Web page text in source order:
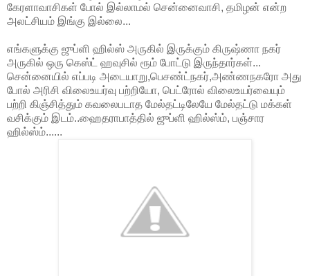
கேரளாவாசிகள் போல் இல்லாமல் சென்னைவாசி, தமிழன் என்ற
அலட்சியம் இங்கு இல்லை...
எங்களுக்கு ஜுப்ளி ஹில்ஸ் அருகில் இருக்கும் கிருஷ்ணா நகர்
அருகில் ஒரு கெஸ்ட் ஹவுசில் ரூம் போட்டு இருந்தார்கள்...
சென்னையில் எப்படி அடையாறு,பெசண்ட்நகர்,அண்ணநகரோ அது
போல் அரிசி விலைஉயர்வு பற்றியோ, பெட்ரோல் விலைஉயர்வையும்
பற்றி கிஞ்சித்தும் கவலைபடாத மேல்தட்டிலேயே மேல்தட்டு மக்கள்
வசிக்கும் இடம்..ஹைதராபாத்தில் ஜுப்ளி ஹில்ஸ்ம், பஞ்சார
ஹில்ஸ்ம்......